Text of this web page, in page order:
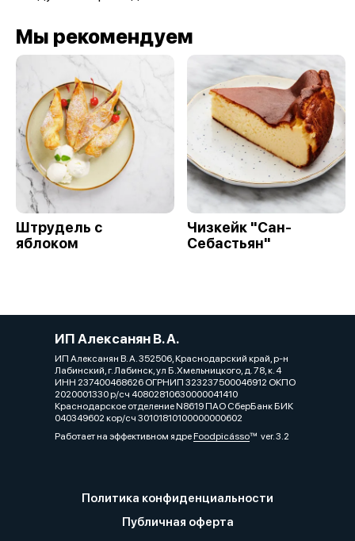
Мы рекомендуем
Штрудель с
яблоком
Чизкейк "Сан-
Себастьян"
ИП Алексанян В. А.
ИП Алексанян В. А. 352506, Краснодарский край, р-н
Лабинский, г. Лабинск, ул Б.Хмельницкого, д. 78, к. 4
ИНН 237400468626 ОГРНИП 323237500046912 ОКПО
2020001330 р/сч 40802810630000041410
Краснодарское отделение N8619 ПАО СберБанк БИК
040349602 кор/сч 30101810100000000602
Работает на эффективном ядреFoodpicássover. 3.2
Политика конфиденциальности
Публичная оферта